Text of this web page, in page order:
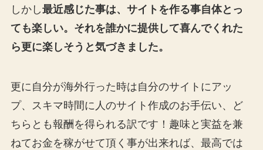
しかし最近感じた事は、サイトを作る事自体とっ
ても楽しい。それを誰かに提供して喜んでくれた
ら更に楽しそうと気づきました。
更に自分が海外行った時は自分のサイトにアッ
プ、スキマ時間に人のサイト作成のお手伝い、ど
ちらとも報酬を得られる訳です！趣味と実益を兼
ねてお金を稼がせて頂く事が出来れば、最高では